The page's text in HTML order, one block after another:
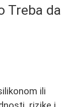
Treba da
ili